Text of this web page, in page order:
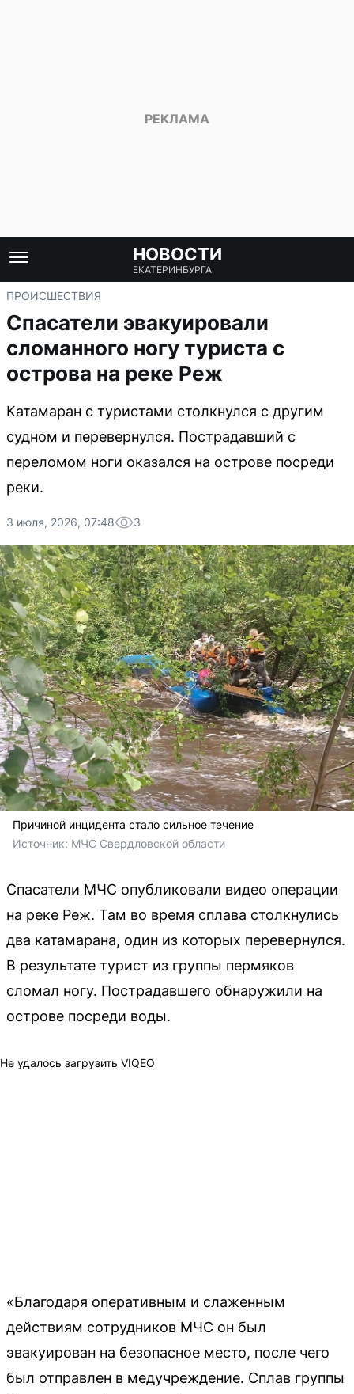
НОВОСТИ
ЕКАТЕРИНБУРГА
ПРОИСШЕСТВИЯ
Спасатели эвакуировали
сломанного ногу туриста с
острова на реке Реж
Катамаран с туристами столкнулся с другим
судном и перевернулся. Пострадавший с
переломом ноги оказался на острове посреди
реки.
3 июля, 2026, 07:48 3
Причиной инцидента стало сильное течение
Источник: МЧС Свердловской области
Спасатели МЧС опубликовали видео операции
на реке Реж. Там во время сплава столкнулись
два катамарана, один из которых перевернулся.
В результате турист из группы пермяков
сломал ногу. Пострадавшего обнаружили на
острове посреди воды.
Не удалось загрузить VIQEO
«Благодаря оперативным и слаженным
действиям сотрудников МЧС он был
эвакуирован на безопасное место, после чего
был отправлен в медучреждение. Сплав группы